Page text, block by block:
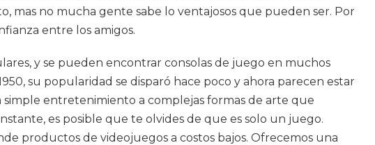
mas no mucha gente sabe lo ventajosos que pueden ser. Por
entre los amigos.
y se pueden encontrar consolas de juego en muchos
su popularidad se disparó hace poco y ahora parecen estar
entretenimiento a complejas formas de arte que
es posible que te olvides de que es solo un juego.
productos de videojuegos a costos bajos. Ofrecemos una